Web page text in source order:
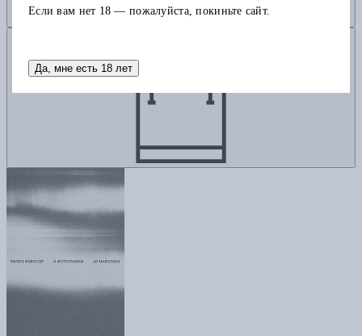
Если вам нет 18 — пожалуйста, покиньте сайт.
Да, мне есть 18 лет